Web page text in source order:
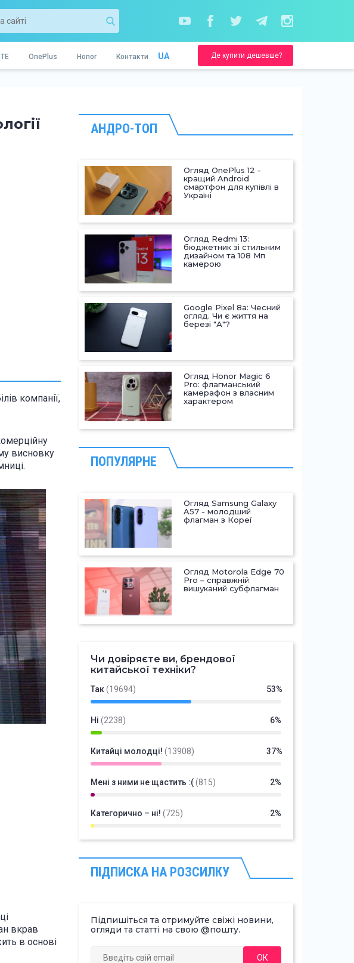
OnePlus Honor Контакти UA Де купити дешевше?
компанії,
висновку
вкрав
в основі
АНДРО-ТОП
Огляд OnePlus 12 -
кращий Android
смартфон для купівлі в
Україні
Огляд Redmi 13:
бюджетник зі стильним
дизайном та 108 Мп
камерою
Google Pixel 8a: Чесний
огляд. Чи є життя на
березі "А"?
Огляд Honor Magic 6
Pro: флагманський
камерафон з власним
характером
ПОПУЛЯРНЕ
Огляд Samsung Galaxy
A57 - молодший
флагман з Кореї
Огляд Motorola Edge 70
Pro – справжній
вишуканий субфлагман
Чи довіряєте ви, брендової
китайської техніки?
Так(19694) 53%
Ні (2238) 6%
Китайці молодці! (13908) 37%
Мені з ними не щастить :((815) 2%
Категорично – ні! (725) 2%
ПІДПИСКА НА РОЗСИЛКУ
Підпишіться та отримуйте свіжі новини,
огляди та статті на свою @пошту.
ОК